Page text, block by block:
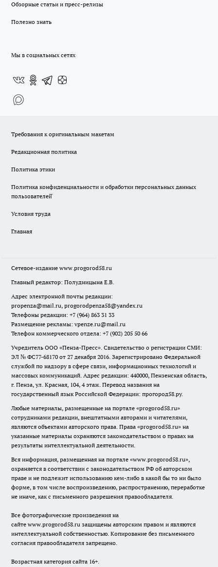
Обзорные статьи и пресс-релизы
Полезно знать
Мы в социальных сетях
Требования к оригинальным макетам
Редакционная политика
Политика этики
Политика конфиденциальности и обработки персональных данных
пользователей̆
Условия труда
Главная
Сетевое-издание www.progorod58.ru
Главный редактор: Полудницына Е.В.
Адрес электронной почты редакции:
propenza@mail.ru, progorodpenza58@yandex.ru
Телефоны редакции: +7 (964) 863 31 33
Размещение рекламы: vpenze.ru@mail.ru
Телефон коммерческого отдела: +7 (902) 205 50 66
Учредитель ООО «Пенза-Пресс». Свидетельство о регистрации СМИ:
ЭЛ № ФС77-68170 от 27 декабря 2016. Зарегистрировано Федеральной
службой по надзору в сфере связи, информационных технологий и
массовых коммуникаций. Адрес редакции: 440000, Пензенская область,
г. Пенза, ул. Красная, 104, 4 этаж. Перевод названия на
государственный язык Российской Федерации: прогород58.ру.
Любые материалы, размещенные на портале «progorod58.ru»
сотрудниками редакции, внештатными авторами и читателями,
являются объектами авторского права. Права «progorod58.ru» на
указанные материалы охраняются законодательством о правах на
результаты интеллектуальной деятельности.
Вся информация, размещенная на портале «www.progorod58.ru»,
охраняется в соответствии с законодательством РФ об авторском
праве и не подлежит использованию кем-либо в какой бы то ни было
форме, в том числе воспроизведению, распространению, переработке
не иначе, как с письменного разрешения правообладателя.
Все фотографические произведения на
сайте www.progorod58.ru защищены авторским правом и являются
интеллектуальной собственностью. Копирование без письменного
согласия правообладателя запрещено.
Возрастная категория сайта 16+.